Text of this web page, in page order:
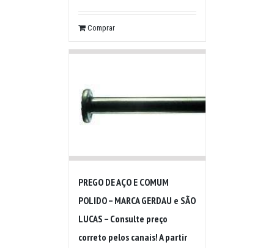
Comprar
PREGO DE AÇO E COMUM
POLIDO – MARCA GERDAU e SÃO
LUCAS – Consulte preço
correto pelos canais! A partir